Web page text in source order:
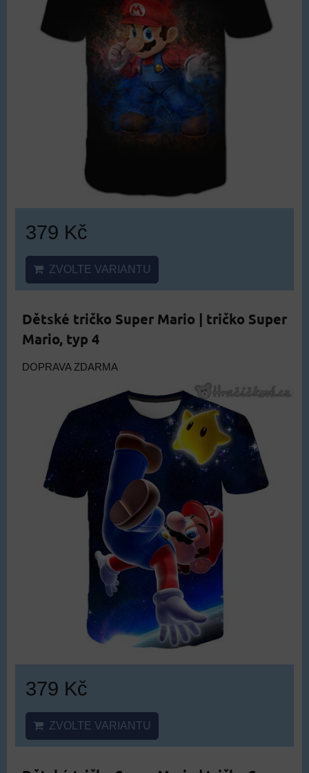
379 Kč
ZVOLTE VARIANTU
Dětské tričko Super Mario | tričko Super
Mario, typ 4
DOPRAVA ZDARMA
379 Kč
ZVOLTE VARIANTU